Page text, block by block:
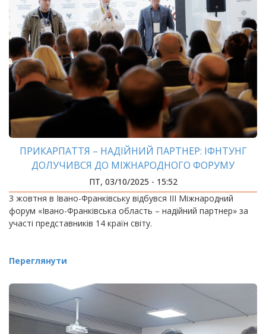
ПРИКАРПАТТЯ – НАДІЙНИЙ ПАРТНЕР: ІФНТУНГ
ДОЛУЧИВСЯ ДО МІЖНАРОДНОГО ФОРУМУ
ПТ, 03/10/2025 - 15:52
3 жовтня в Івано-Франківську відбувся ІІІ Міжнародний
форум «Івано-Франківська область – надійний партнер» за
участі представників 14 країн світу.
Переглянути